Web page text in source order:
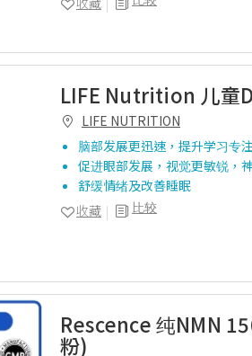
LIFE Nutrition 儿童
LIFE NUTRITION
脑部发展更迅速，提升学习专
促进眼部发展，视觉更敏锐，
舒缓情绪及改善睡眠
比较
收藏
Rescence 纯NMN
粉)